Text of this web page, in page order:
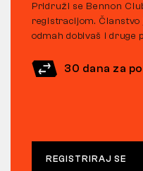
Pridruži se Bennon
registracijom. Članstvo
odmah dobivaš i druge
30 dana za
REGISTRIRAJ SE